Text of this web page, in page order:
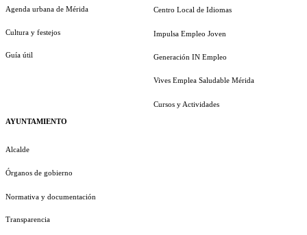
Agenda urbana de Mérida
Cultura y festejos
Guía útil
AYUNTAMIENTO
Alcalde
Órganos de gobierno
Normativa y documentación
Transparencia
Centro Local de Idiomas
Impulsa Empleo Joven
Generación IN Empleo
Vives Emplea Saludable Mérida
Cursos y Actividades